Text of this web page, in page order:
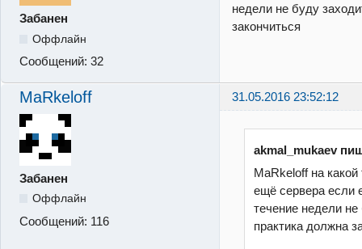
Забанен
Оффлайн
Сообщений: 32
недели не буду
закончиться
MaRkeloff 31.05.2016 23:52:12
Забанен
Оффлайн
Сообщений: 116
akmal_mukaev
MaRkeloff на
ещё сервера если
течение недели
практика должна